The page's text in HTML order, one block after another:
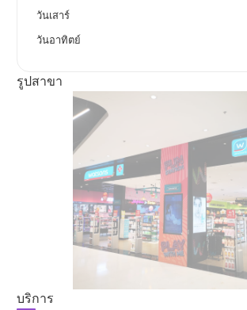
วันเสาร์
วันอาทิตย์
รูปสาขา
บริการ